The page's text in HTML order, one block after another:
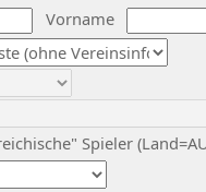
Vorname
Spieler